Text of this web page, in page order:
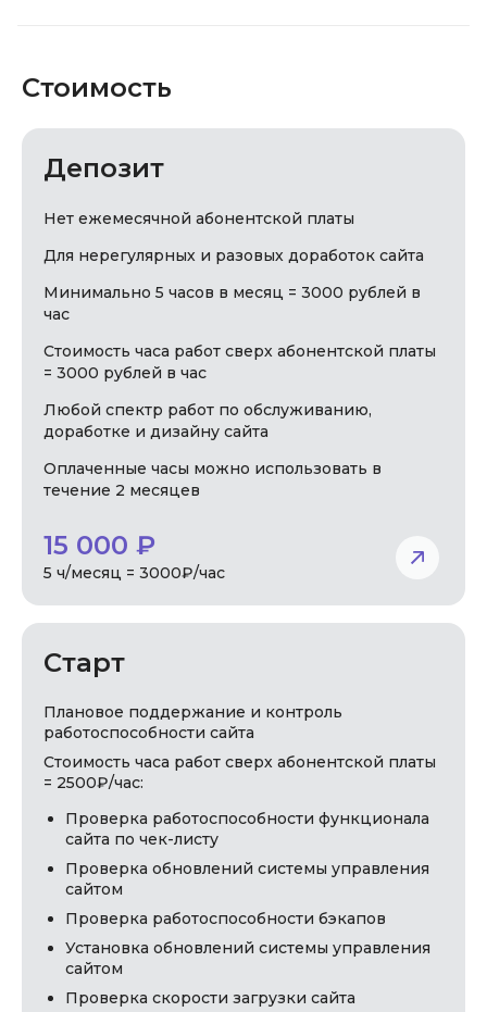
Стоимость
Депозит
Нет ежемесячной абонентской платы
Для нерегулярных и разовых доработок сайта
Минимально 5 часов в месяц = 3000 рублей в
час
Стоимость часа работ сверх абонентской платы
= 3000 рублей в час
Любой спектр работ по обслуживанию,
доработке и дизайну сайта
Оплаченные часы можно использовать в
течение 2 месяцев
15 000 ₽
5 ч/месяц = 3000₽/час
Старт
Плановое поддержание и контроль
работоспособности сайта
Стоимость часа работ сверх абонентской платы
= 2500₽/час:
Проверка работоспособности функционала
сайта по чек-листу
Проверка обновлений системы управления
сайтом
Проверка работоспособности бэкапов
Установка обновлений системы управления
сайтом
Проверка скорости загрузки сайта